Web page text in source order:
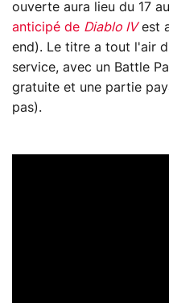
ouverte aura lieu du 17
anticipé de Diablo IVest
end). Le titre a tout l'air
service, avec un Battle
gratuite et une partie
pas).